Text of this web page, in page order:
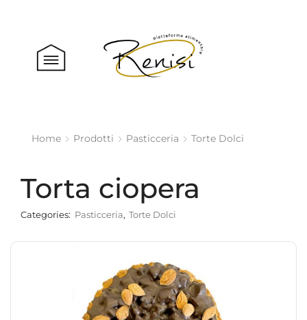
Home Prodotti Pasticceria Torte Dolci
Torta ciopera
Categories: Pasticceria, Torte Dolci